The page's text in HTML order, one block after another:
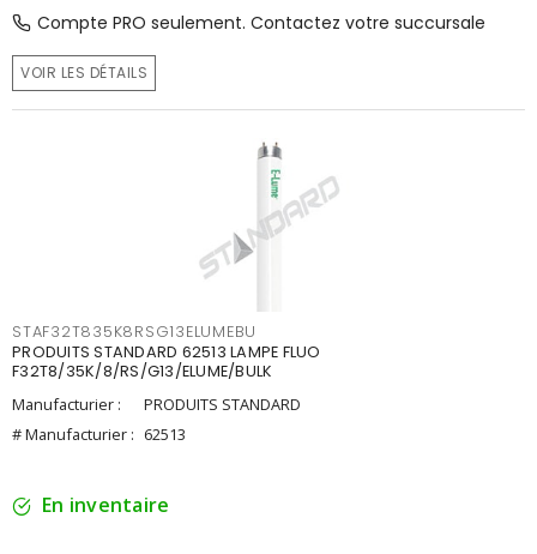
Compte PRO seulement. Contactez votre succursale
VOIR LES DÉTAILS
STAF32T835K8RSG13ELUMEBU
PRODUITS STANDARD 62513 LAMPE FLUO
F32T8/35K/8/RS/G13/ELUME/BULK
Manufacturier :
PRODUITS STANDARD
# Manufacturier : 62513
En inventaire